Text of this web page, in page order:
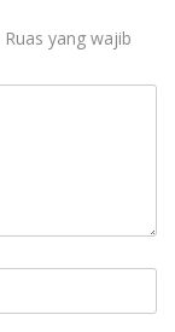
Ruas yang wajib